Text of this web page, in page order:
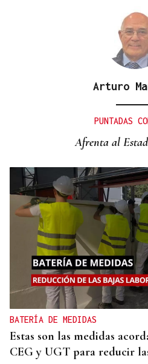
Arturo
PUNTADAS
Afrenta al
BATERÍA DE MEDIDAS
Estas son las medidas
CEG y UGT para reducir